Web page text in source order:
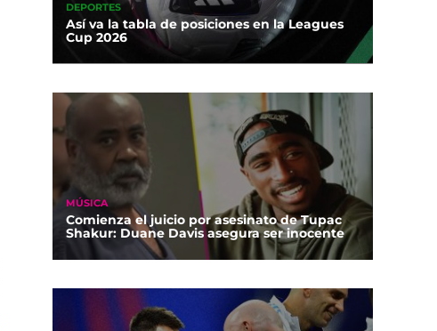
DEPORTES
Así va la tabla de posiciones en la Leagues
Cup 2026
MÚSICA
Comienza el juicio por asesinato de Tupac
Shakur: Duane Davis asegura ser inocente